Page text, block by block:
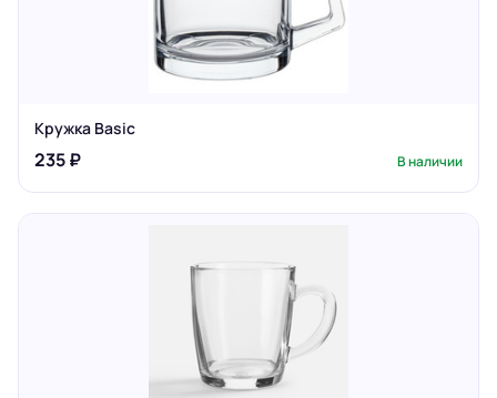
Кружка Basic
235 ₽ В наличии